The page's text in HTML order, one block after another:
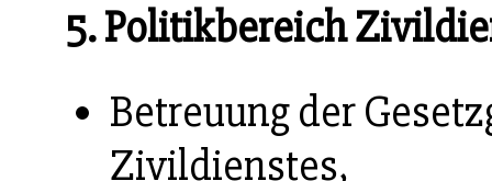
5. Politikbereich
Betreuung der
Zivildienstes,